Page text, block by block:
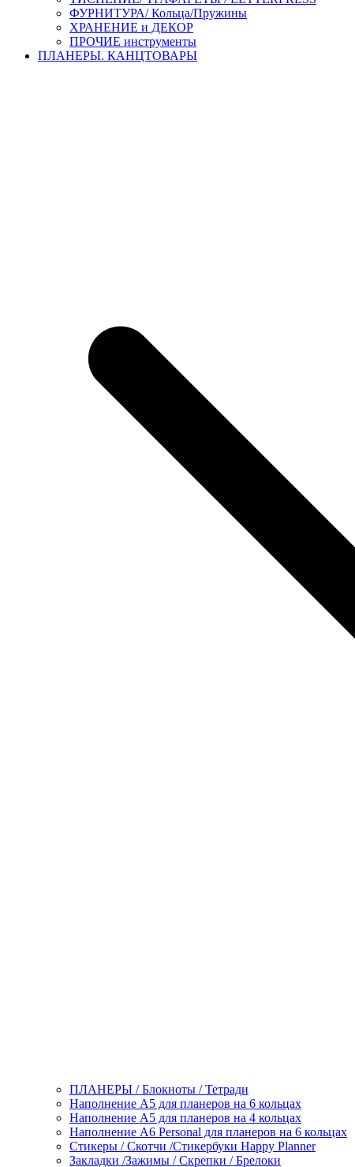
ФУРНИТУРА/ Кольца/Пружины
ХРАНЕНИЕ и ДЕКОР
ПРОЧИЕ инструменты
ПЛАНЕРЫ. КАНЦТОВАРЫ
ПЛАНЕРЫ / Блокноты / Тетради
Наполнение А5 для планеров на 6 кольцах
Наполнение А5 для планеров на 4 кольцах
Наполнение А6 Personal для планеров на 6 кольцах
Стикеры / Скотчи /Стикербуки Happy Planner
Закладки /Зажимы / Скрепки / Брелоки